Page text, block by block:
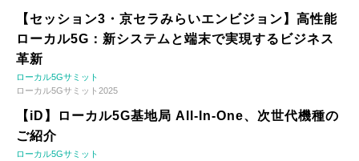
【セッション3・京セラみらいエンビジョン】高性能
ローカル5G：新システムと端末で実現するビジネス
革新
ローカル5Gサミット
ローカル5Gサミット2025
【iD】ローカル5G基地局 All-In-One、次世代機種の
ご紹介
ローカル5Gサミット